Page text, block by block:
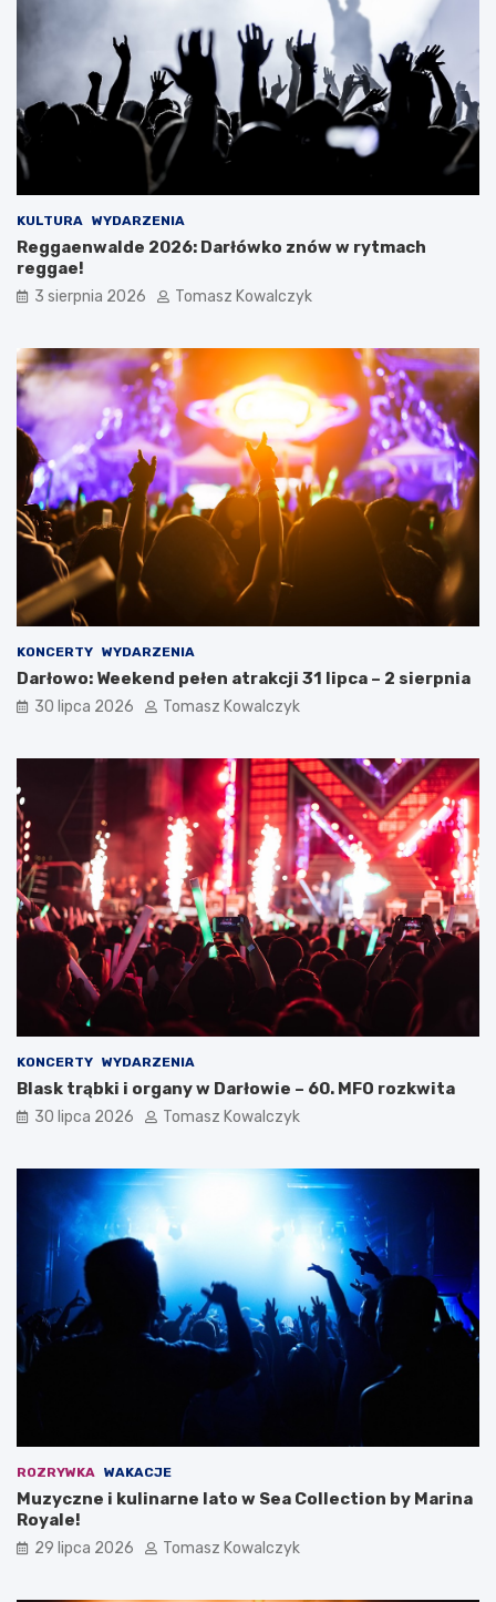
KULTURA WYDARZENIA
Reggaenwalde 2026: Darłówko znów w rytmach
reggae!
3 sierpnia 2026 Tomasz Kowalczyk
KONCERTY WYDARZENIA
Darłowo: Weekend pełen atrakcji 31 lipca – 2 sierpnia
30 lipca 2026 Tomasz Kowalczyk
KONCERTY WYDARZENIA
Blask trąbki i organy w Darłowie – 60. MFO rozkwita
30 lipca 2026 Tomasz Kowalczyk
ROZRYWKA WAKACJE
Muzyczne i kulinarne lato w Sea Collection by Marina
Royale!
29 lipca 2026 Tomasz Kowalczyk